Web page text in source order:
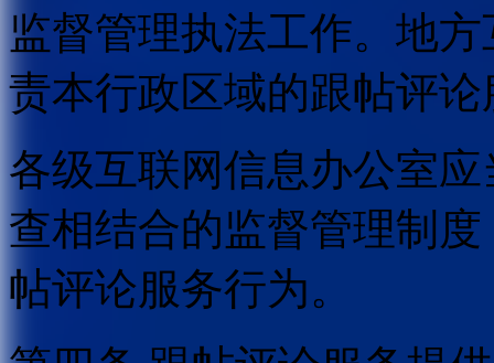
监督管理执法工作。地
责本行政区域的跟帖评
各级互联网信息办公室
查相结合的监督管理制
帖评论服务行为。